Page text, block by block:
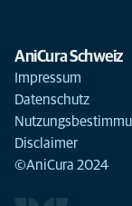
AniCura Schweiz
Impressum
Datenschutz
Disclaimer
©AniCura 2024